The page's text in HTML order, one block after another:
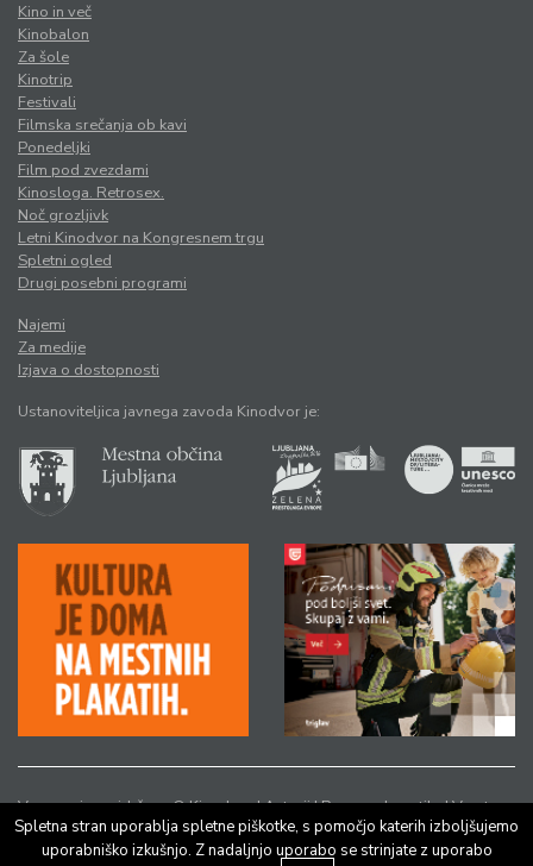
Kino in več
Kinobalon
Za šole
Kinotrip
Festivali
Filmska srečanja ob kavi
Ponedeljki
Film pod zvezdami
Kinosloga. Retrosex.
Noč grozljivk
Letni Kinodvor na Kongresnem trgu
Spletni ogled
Drugi posebni programi
Najemi
Za medije
Izjava o dostopnosti
Ustanoviteljica javnega zavoda Kinodvor je:
Vse pravice pridržane © Kinodvor |Avtorji|Pravno obvestilo|Varstvo
osebnih podatkov
Spletna stran uporablja spletne piškotke, s pomočjo katerih izboljšujemo
uporabniško izkušnjo. Z nadaljnjo uporabo se strinjate z uporabo